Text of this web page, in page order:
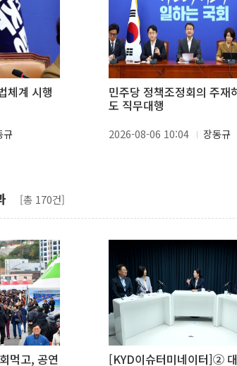
체계 시행
규
민주당 정책조정회의 주재
도 직무대행
2026-08-06 10:04 장동규
[총 170건]
먹고, 공연 [KYD이슈터미네이터]②